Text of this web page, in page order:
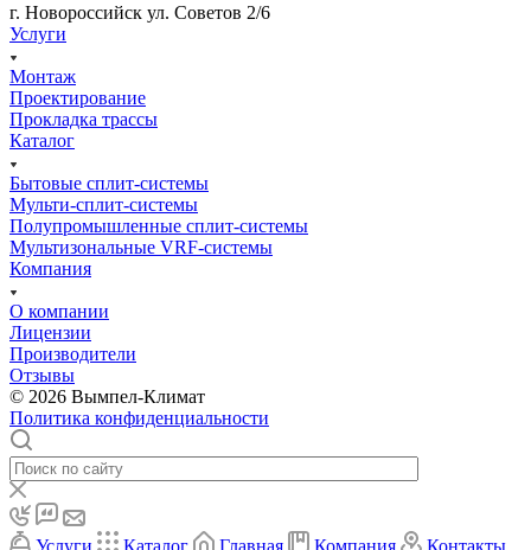
г. Новороссийск ул. Советов 2/6
Услуги
Монтаж
Проектирование
Прокладка трассы
Каталог
Бытовые сплит-системы
Мульти-сплит-системы
Полупромышленные сплит-системы
Мультизональные VRF-системы
Компания
О компании
Лицензии
Производители
Отзывы
© 2026 Вымпел-Климат
Политика конфиденциальности
Услуги Каталог Главная Компания Контакты